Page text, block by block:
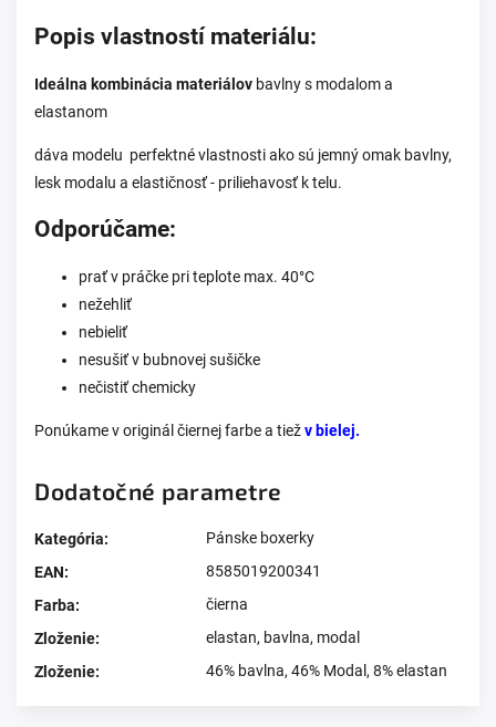
Popis vlastností materiálu:
Ideálna kombinácia materiálov bavlny s modalom a
elastanom
dáva modelu perfektné vlastnosti ako sú jemný omak bavlny,
lesk modalu a elastičnosť - priliehavosť k telu.
Odporúčame:
prať v práčke pri teplote max. 40°C
nežehliť
nebieliť
nesušiť v bubnovej sušičke
nečistiť chemicky
Ponúkame v originál čiernej farbe a tiežv bielej.
Dodatočné parametre
Kategória:
Pánske boxerky
EAN:
8585019200341
Farba:
čierna
Zloženie: elastan, bavlna, modal
Zloženie: 46% bavlna, 46% Modal, 8% elastan